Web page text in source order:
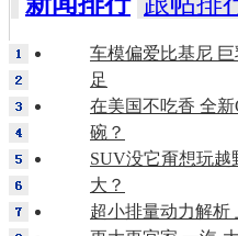
车模偏爱比基尼
足
在美国不吃香 全
碗？
SUV没它甭想玩越
大？
超小排量动力解析